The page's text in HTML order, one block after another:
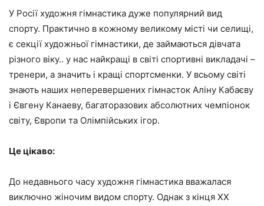
У Росії художня гімнастика дуже популярний вид
спорту. Практично в кожному великому місті чи селищі,
є секції художньої гімнастики, де займаються дівчата
різного віку.. у нас найкращі в світі спортивні викладачі –
тренери, а значить і кращі спортсменки. У всьому світі
знають наших неперевершених гімнасток Аліну Кабаєву
і Євгену Канаеву, багаторазових абсолютних чемпіонок
світу, Європи та Олімпійських ігор.
Це цікаво:
До недавнього часу художня гімнастика вважалася
виключно жіночим видом спорту. Однак з кінця XX